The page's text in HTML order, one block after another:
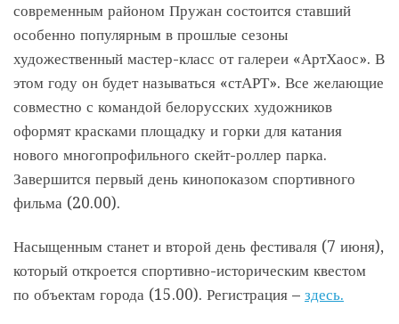
современным районом Пружан состоится ставший
особенно популярным в прошлые сезоны
художественный мастер-класс от галереи «АртХаос». В
этом году он будет называться «стАРТ». Все желающие
совместно с командой белорусских художников
оформят красками площадку и горки для катания
нового многопрофильного скейт-роллер парка.
Завершится первый день кинопоказом спортивного
фильма (20.00).
Насыщенным станет и второй день фестиваля (7 июня),
который откроется спортивно-историческим квестом
по объектам города (15.00). Регистрация – здесь.